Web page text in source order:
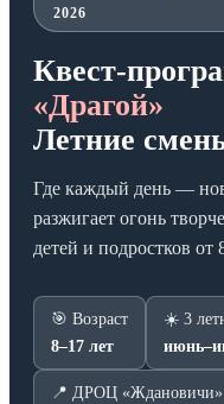
2026
Квест-
«Драгой»
Летние
Где каждый день —
разжигает огонь
детей и подростков от
🎯 Возраст
8–17 лет
☀️ 3
📍 ДРОЦ «Ждановичи»